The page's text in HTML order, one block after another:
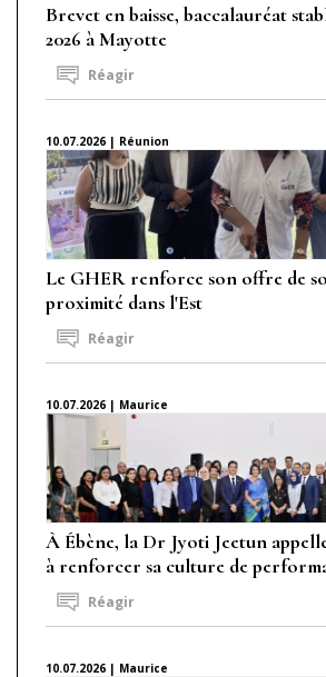
Brevet en baisse, baccalauréat
2026 à Mayotte
Réagir
10.07.2026 | Réunion
Le GHER renforce son offre de
proximité dans l'Est
Réagir
10.07.2026 | Maurice
À Ébène, la Dr Jyoti Jeetun
à renforcer sa culture de
Réagir
10.07.2026 | Maurice